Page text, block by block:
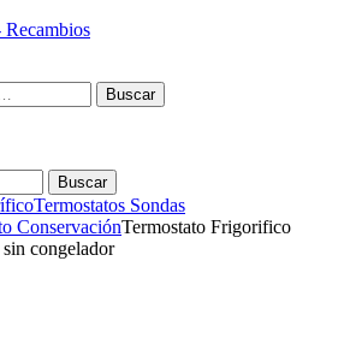
Buscar
Buscar
Termostatos Sondas
ConservaciónTermostato Frigorifico
congelador